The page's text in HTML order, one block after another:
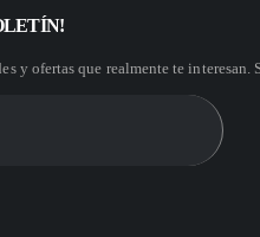
y ofertas que realmente te interesan.